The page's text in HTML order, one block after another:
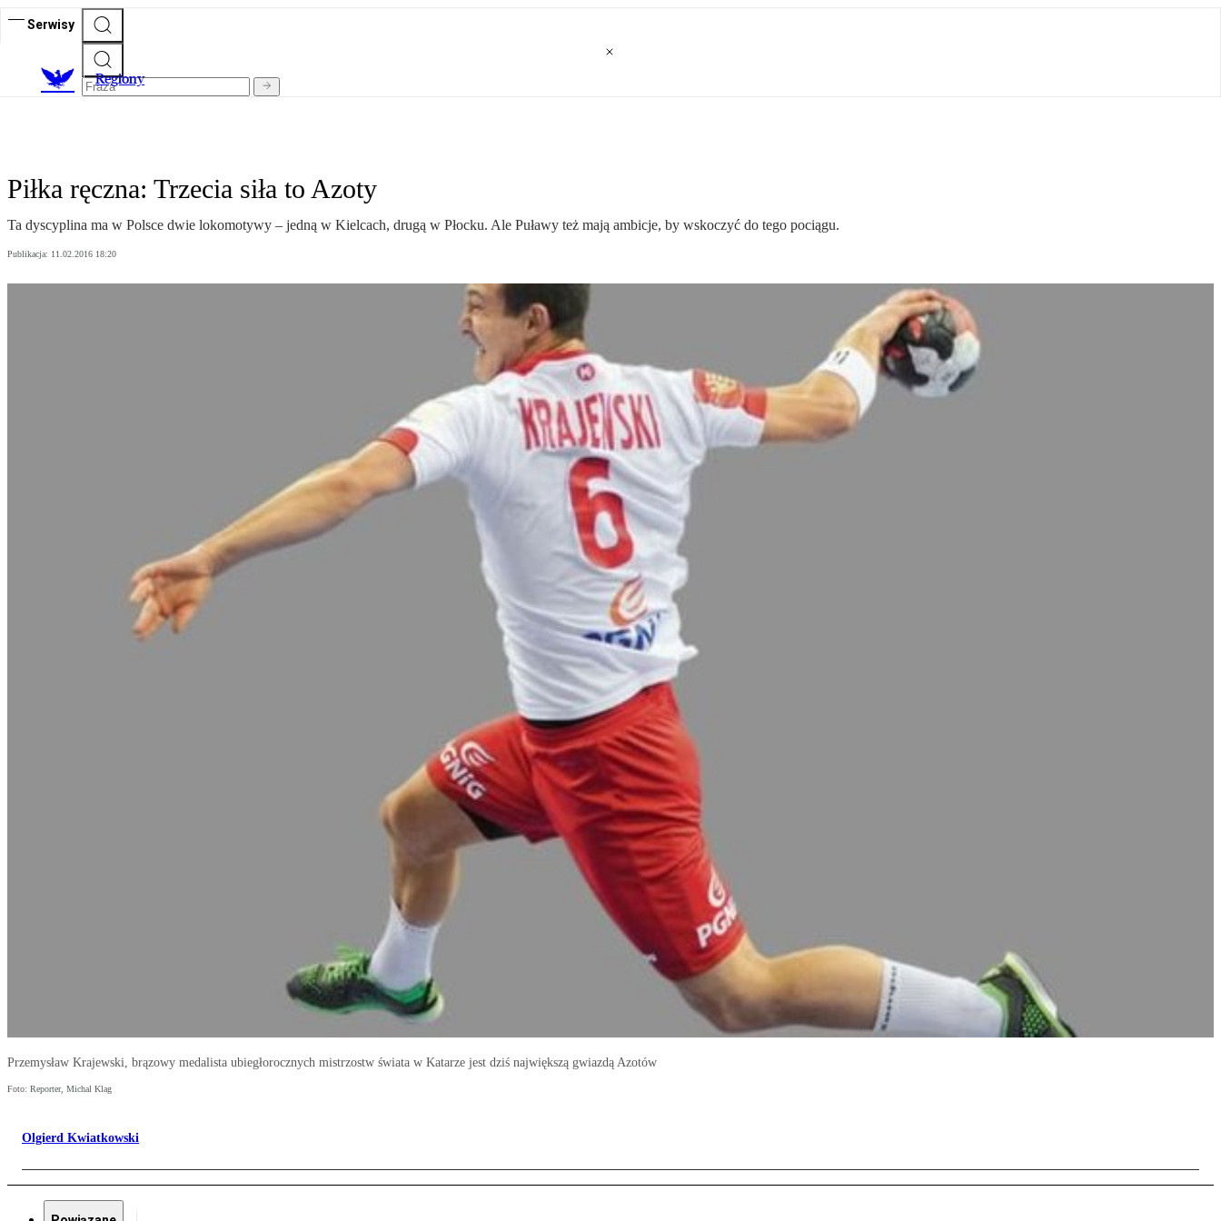
Serwisy
Regiony
Piłka ręczna: Trzecia siła to Azoty
Ta dyscyplina ma w Polsce dwie lokomotywy – jedną w Kielcach, drugą w Płocku. Ale Puławy też mają ambicje, by wskoczyć do tego pociągu.
Publikacja: 11.02.2016 18:20
Przemysław Krajewski, brązowy medalista ubiegłorocznych mistrzostw świata w Katarze jest dziś największą gwiazdą Azotów
Foto: Reporter, Michal Klag
Olgierd Kwiatkowski